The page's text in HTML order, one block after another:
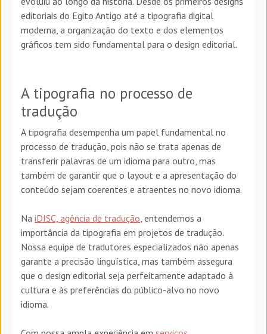
editoriais do Egito Antigo até a tipografia digital
moderna, a organização do texto e dos elementos
gráficos tem sido fundamental para o design editorial.
A tipografia no processo de
tradução
A tipografia desempenha um papel fundamental no
processo de tradução, pois não se trata apenas de
transferir palavras de um idioma para outro, mas
também de garantir que o layout e a apresentação do
conteúdo sejam coerentes e atraentes no novo idioma.
Na iDISC, agência de tradução, entendemos a
importância da tipografia em projetos de tradução.
Nossa equipe de tradutores especializados não apenas
garante a precisão linguística, mas também assegura
que o design editorial seja perfeitamente adaptado à
cultura e às preferências do público-alvo no novo
idioma.